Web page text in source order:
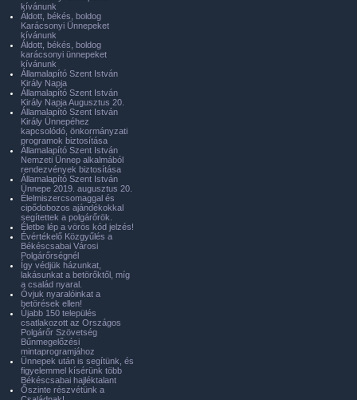
kívánunk
Áldott, békés, boldog
Karácsonyi Ünnepeket
kívánunk
Áldott, békés, boldog
karácsonyi ünnepeket
kívánunk
Államalapító Szent István
Király Napja
Államalapító Szent István
Király Napja Augusztus 20.
Államalapító Szent István
Király Ünnepéhez
kapcsolódó, önkormányzati
programok biztosítása
Államalapító Szent István
Nemzeti Ünnep alkalmából
rendezvények biztosítása
Államalapító Szent István
Ünnepe 2019. augusztus 20.
Élelmiszercsomaggal és
cipődobozos ajándékokkal
segítettek a polgárőrök.
Életbe lép a vörös kód jelzés!
Évértékelő Közgyűlés a
Békéscsabai Városi
Polgárőrségnél
Így védjük házunkat,
lakásunkat a betörőktől, míg
a család nyaral.
Óvjuk nyaralóinkat a
betörések ellen!
Újabb 150 település
csatlakozott az Országos
Polgárőr Szövetség
Bűnmegelőzési
mintaprogramjához
Ünnepek után is segítünk, és
figyelemmel kísérünk több
Békéscsabai hajléktalant
Őszinte részvétünk a